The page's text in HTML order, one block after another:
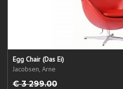
Egg Chair (Das Ei)
Jacobsen, Arne
€ 3 299.00